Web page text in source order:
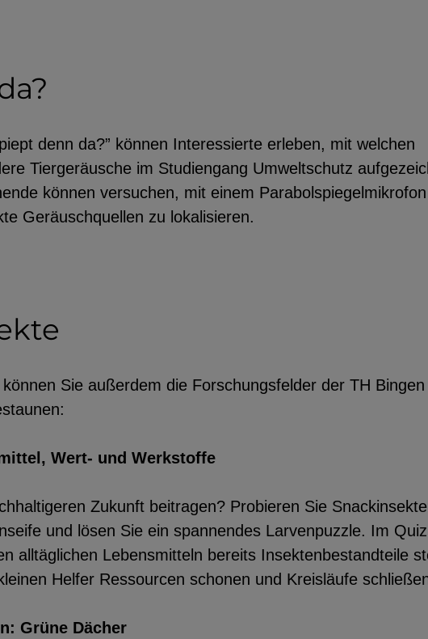
denn da?” können Interessierte erleben, mit welchen
Tiergeräusche im Studiengang Umweltschutz
können versuchen, mit einem
Geräuschquellen zu lokalisieren.
Sie außerdem die Forschungsfelder der TH Bingen
Wert- und Werkstoffe
Zukunft beitragen? Probieren Sie
und lösen Sie ein spannendes Larvenpuzzle. Im Quiz
alltäglichen Lebensmitteln bereits Insektenbestandteile
Helfer Ressourcen schonen und Kreisläufe
Grüne Dächer